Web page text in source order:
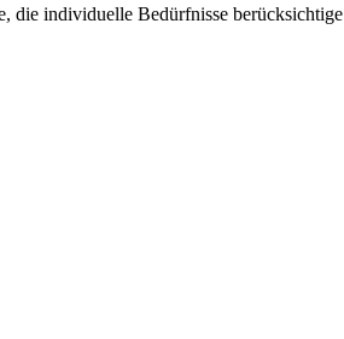
die individuelle Bedürfnisse berücksichtige